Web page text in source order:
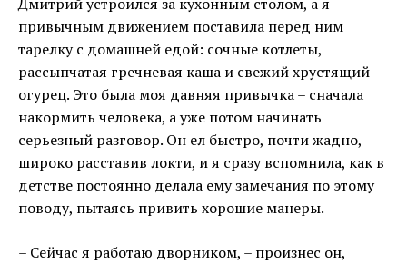
Дмитрий устроился за кухонным столом, а я
привычным движением поставила перед ним
тарелку с домашней едой: сочные котлеты,
рассыпчатая гречневая каша и свежий хрустящий
огурец. Это была моя давняя привычка – сначала
накормить человека, а уже потом начинать
серьезный разговор. Он ел быстро, почти жадно,
широко расставив локти, и я сразу вспомнила, как в
детстве постоянно делала ему замечания по этому
поводу, пытаясь привить хорошие манеры.
– Сейчас я работаю дворником, – произнес он,